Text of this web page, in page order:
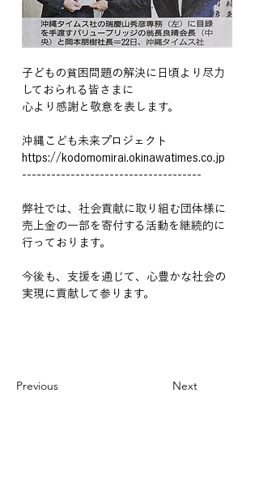
子どもの貧困問題の解決に日頃より尽力
しておられる皆さまに
心より感謝と敬意を表します。
沖縄こども未来プロジェクト
https://kodomomirai.okinawatimes.co.jp
-------------------------------------
弊社では、社会貢献に取り組む団体様に
売上金の一部を寄付する活動を継続的に
行っております。
今後も、支援を通じて、心豊かな社会の
実現に貢献して参ります。
Previous Next